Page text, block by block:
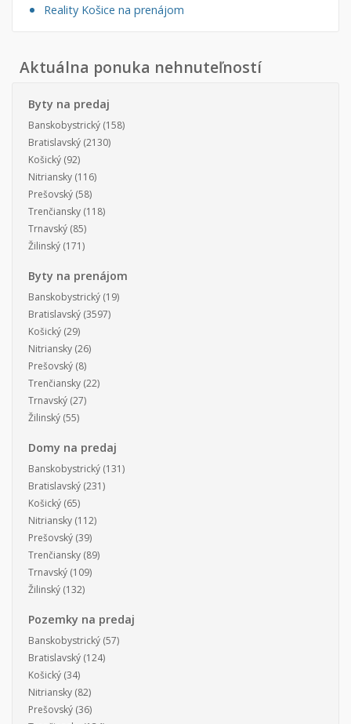
Reality Košice na prenájom
Aktuálna ponuka nehnuteľností
Byty na predaj
Banskobystrický (158)
Bratislavský (2130)
Košický (92)
Nitriansky (116)
Prešovský (58)
Trenčiansky (118)
Trnavský (85)
Žilinský (171)
Byty na prenájom
Banskobystrický (19)
Bratislavský (3597)
Košický (29)
Nitriansky (26)
Prešovský (8)
Trenčiansky (22)
Trnavský (27)
Žilinský (55)
Domy na predaj
Banskobystrický (131)
Bratislavský (231)
Košický (65)
Nitriansky (112)
Prešovský (39)
Trenčiansky (89)
Trnavský (109)
Žilinský (132)
Pozemky na predaj
Banskobystrický (57)
Bratislavský (124)
Košický (34)
Nitriansky (82)
Prešovský (36)